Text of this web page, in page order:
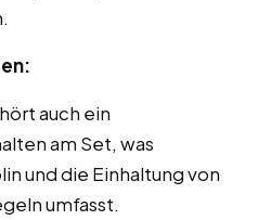
auch ein
am Set, was
und die Einhaltung von
umfasst.